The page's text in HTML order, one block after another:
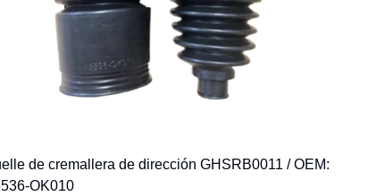
de cremallera de dirección GHSRB0011 / OEM:
OK010